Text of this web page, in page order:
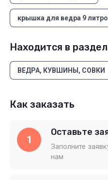
крышка для ведра 9
Находится в
ВЕДРА, КУВШИНЫ, СОВКИ
Как заказать
1
Оставьте
Заполните
нам